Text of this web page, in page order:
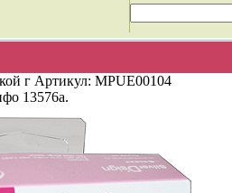
г Артикул: MPUE00104
13576a.